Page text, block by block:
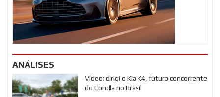
ANÁLISES
Vídeo: dirigi o Kia K4, futuro concorrente
do Corolla no Brasil